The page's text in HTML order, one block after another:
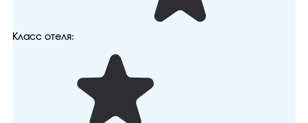
Класс отеля: